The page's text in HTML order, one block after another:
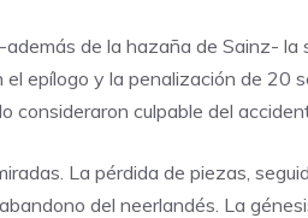
de la hazaña de Sainz- la
epílogo y la penalización de 20
consideraron culpable del
La pérdida de piezas,
del neerlandés. La